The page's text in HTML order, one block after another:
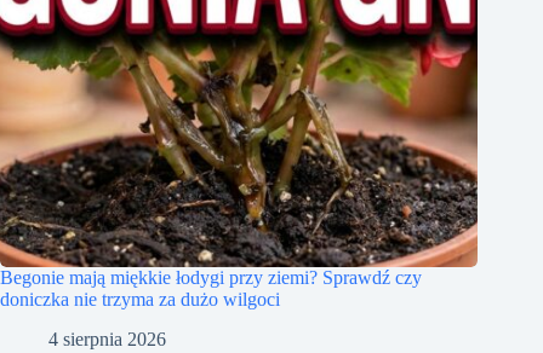
Begonie mają miękkie łodygi przy ziemi? Sprawdź czy
doniczka nie trzyma za dużo wilgoci
4 sierpnia 2026